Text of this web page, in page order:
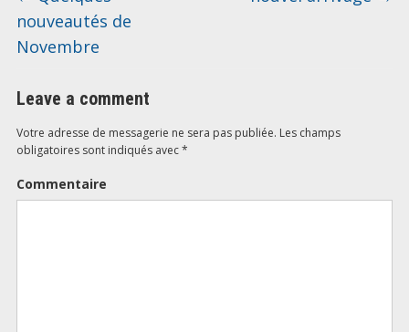
nouveautés de
Novembre
Leave a comment
Votre adresse de messagerie ne sera pas publiée. Les champs
obligatoires sont indiqués avec*
Commentaire